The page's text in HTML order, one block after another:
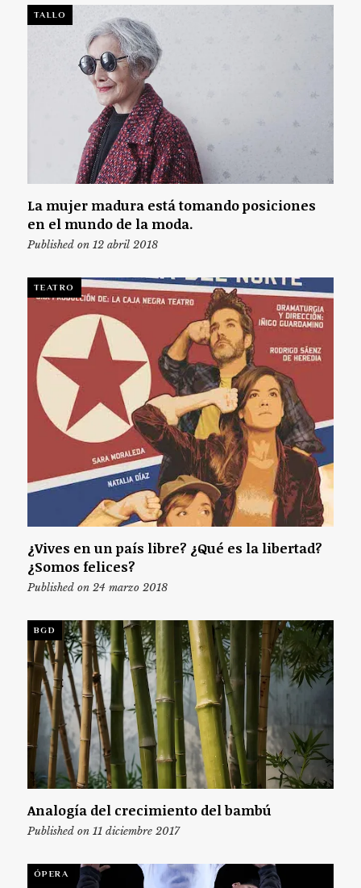
TALLO
La mujer madura está tomando posiciones
en el mundo de la moda.
Published on 12 abril 2018
TEATRO
¿Vives en un país libre? ¿Qué es la libertad?
¿Somos felices?
Published on 24 marzo 2018
BGD
Analogía del crecimiento del bambú
Published on 11 diciembre 2017
ÓPERA